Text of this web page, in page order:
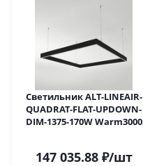
Светильник ALT-LINEAIR-
QUADRAT-FLAT-UPDOWN-
DIM-1375-170W Warm3000
147 035.88₽/шт